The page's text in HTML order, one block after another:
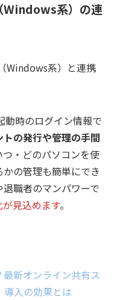
系）の連
Windows系）と連携
動時のログイン情報で
トの発行や管理の手間
・どのパソコンを使
の管理も簡単にでき
職者のマンパワーで
見込めます。
新オンライン共有ス
導入の効果とは